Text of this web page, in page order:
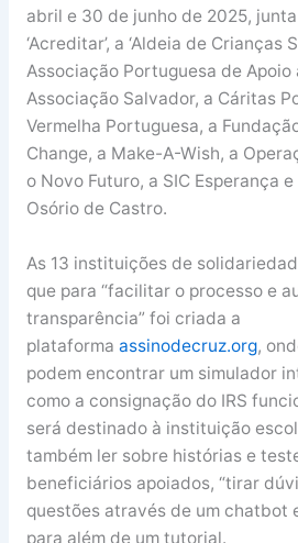
abril e 30 de junho de 2025,
‘Acreditar’, a ‘Aldeia de Crianças
Associação Portuguesa de Apoio
Associação Salvador, a Cáritas
Vermelha Portuguesa, a
Change, a Make-A-Wish, a
o Novo Futuro, a SIC Esperança
Osório de Castro.
As 13 instituições de
que para “facilitar o processo e
transparência” foi criada a
plataforma assinodecruz.org,
podem encontrar um simulador
como a consignação do IRS
será destinado à instituição
também ler sobre histórias e
beneficiários apoiados, “tirar
questões através de um chatbot
para além de um tutorial.